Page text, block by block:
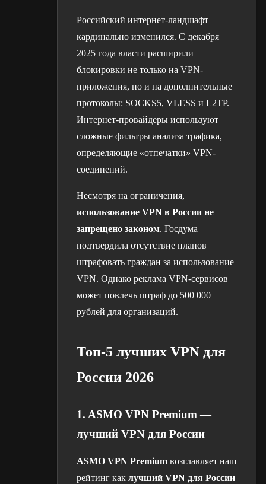
Российский интернет-ландшафт
кардинально изменился. С декабря
2025 года власти расширили
блокировки не только на VPN-
приложения, но и на дополнительные
протоколы: SOCKS5, VLESS и L2TP.
Интернет-провайдеры используют
сложные фильтры анализа трафика,
определяющие «отпечатки» VPN-
соединений.
Несмотря на ограничения,
использование VPN в России не
запрещено законом. Госдума
подтвердила отсутствие планов
штрафовать граждан за использование
VPN. Однако реклама VPN-сервисов
может повлечь штраф до 500 000
рублей для организаций.
Топ-5 лучших VPN для
России 2026
1. ASMO VPN Premium —
лучший VPN для России
ASMO VPN Premium возглавляет наш
рейтинг как лучший VPN для России